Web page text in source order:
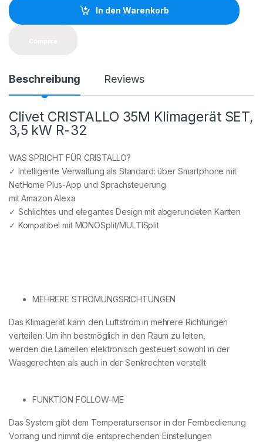
t
i
In den Warenkorb
Beschreibung Reviews
Clivet CRISTALLO 35M Klimagerät SET,
3,5 kW R-32
WAS SPRICHT FÜR CRISTALLO?
✓ Intelligente Verwaltung als Standard: über Smartphone mit
NetHome Plus-App und Sprachsteuerung
mit Amazon Alexa
✓ Schlichtes und elegantes Design mit abgerundeten Kanten
✓ Kompatibel mit MONOSplit/MULTISplit
MEHRERE STRÖMUNGSRICHTUNGEN
Das Klimagerät kann den Luftstrom in mehrere Richtungen
verteilen: Um ihn bestmöglich in den Raum zu leiten,
werden die Lamellen elektronisch gesteuert sowohl in der
Waagerechten als auch in der Senkrechten verstellt
FUNKTION FOLLOW-ME
Das System gibt dem Temperatursensor in der Fernbedienung
Vorrang und nimmt die entsprechenden Einstellungen